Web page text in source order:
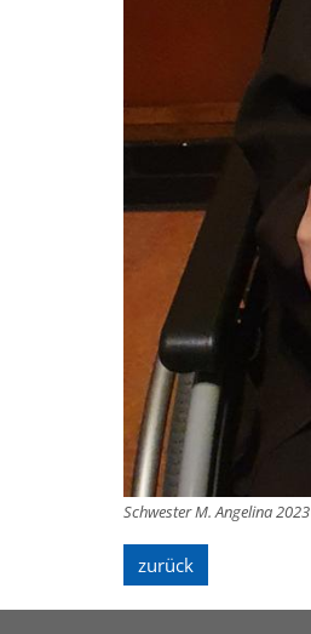
Schwester M. Angelina 2023
zurück